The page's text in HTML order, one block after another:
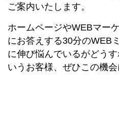
ご案内いたします。
ホームページやWEBマー
にお答えする30分のWEB
に伸び悩んでいるがどう
いうお客様、ぜひこの機会